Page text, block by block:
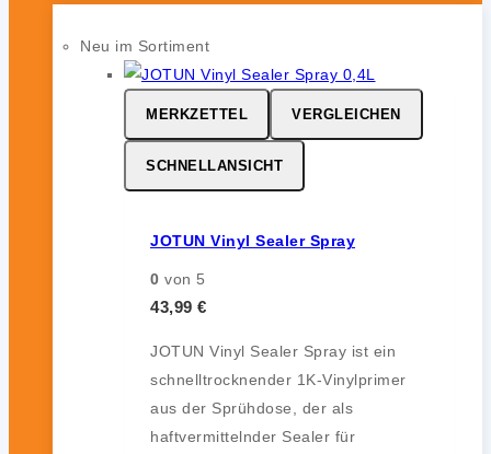
Neu im Sortiment
MERKZETTEL VERGLEICHEN
SCHNELLANSICHT
JOTUN Vinyl Sealer Spray
0 von 5
43,99 €
JOTUN Vinyl Sealer Spray ist ein
schnelltrocknender 1K-Vinylprimer
aus der Sprühdose, der als
haftvermittelnder Sealer für